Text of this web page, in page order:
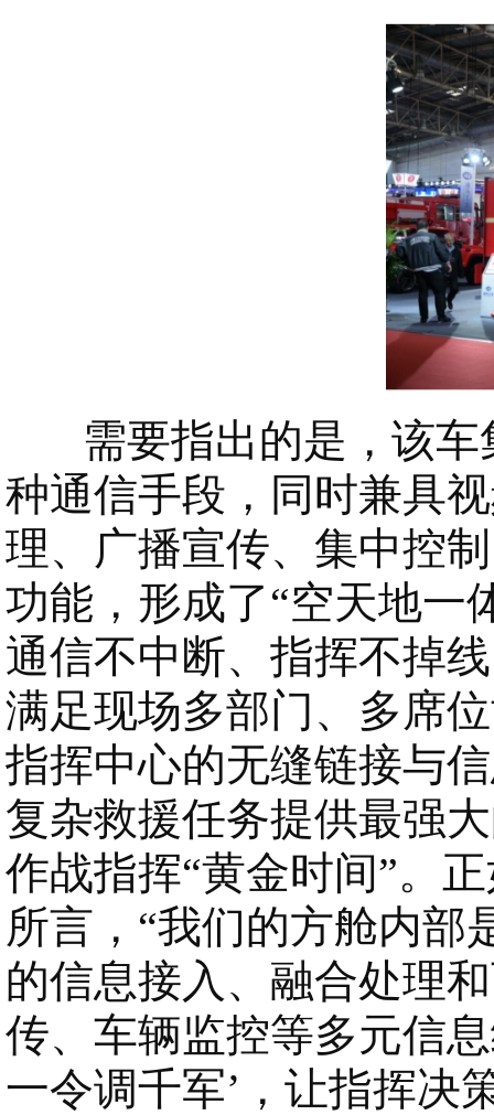
需要指出的是，该车
种通信手段，同时兼具
理、广播宣传、集中控
功能，形成了“空天地一
通信不中断、指挥不掉
满足现场多部门、多席
指挥中心的无缝链接与
复杂救援任务提供最强
作战指挥“黄金时间”。
所言，“我们的方舱内部
的信息接入、融合处理
传、车辆监控等多元信
一令调千军’，让指挥决